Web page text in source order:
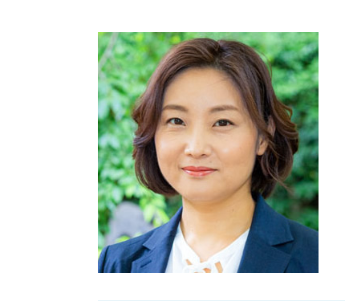
自己破産 条件
個人再生 失敗 弁護士費用
債務整理とは わかりやすく
任意整理 いつから5年
任意整理 意味ない
交通事故 弁護士 三島市
交通事故 弁護士 沼津市
相続 弁護士 富士市
交通事故 弁護士 富士市
交通事故 弁護士 伊東市
債務整理 弁護士 三島市
債務整理 弁護士 熱海市
債務整理 弁護士 御殿場市